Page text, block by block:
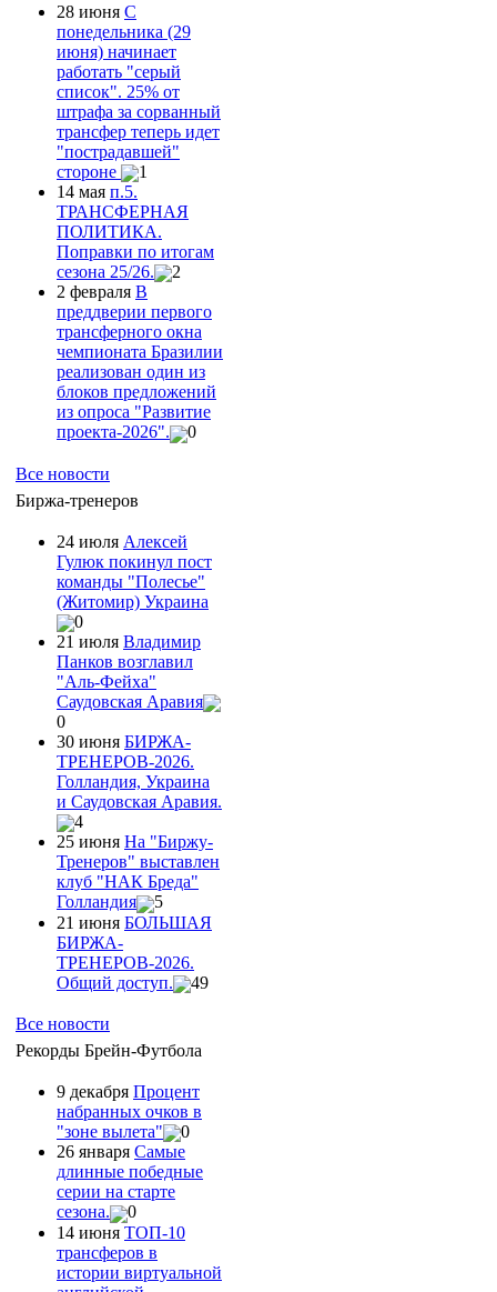
28 июня С
понедельника (29
июня) начинает
работать "серый
список". 25% от
штрафа за сорванный
трансфер теперь идет
"пострадавшей"
стороне
1
14 мая п.5.
ТРАНСФЕРНАЯ
ПОЛИТИКА.
Поправки по итогам
сезона 25/26.
2
2 февраля В
преддверии первого
трансферного окна
чемпионата Бразилии
реализован один из
блоков предложений
из опроса "Развитие
проекта-2026".
0
Все новости
Биржа-тренеров
24 июля Алексей
Гулюк покинул пост
команды "Полесье"
(Житомир) Украина
0
21 июля Владимир
Панков возглавил
"Аль-Фейха"
Саудовская Аравия
0
30 июня БИРЖА-
ТРЕНЕРОВ-2026.
Голландия, Украина
и Саудовская Аравия.
4
25 июня На "Биржу-
Тренеров" выставлен
клуб "НАК Бреда"
Голландия
5
21 июня БОЛЬШАЯ
БИРЖА-
ТРЕНЕРОВ-2026.
Общий доступ.
49
Все новости
Рекорды Брейн-Футбола
9 декабря Процент
набранных очков в
"зоне вылета"
0
26 января Самые
длинные победные
серии на старте
сезона.
0
14 июня ТОП-10
трансферов в
истории виртуальной